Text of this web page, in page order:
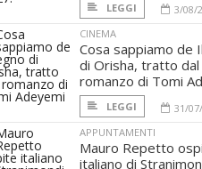
LEGGI
3/08/
CINEMA
Cosa sappiamo de
di Orisha, tratto dal
romanzo di Tomi
LEGGI
31/
APPUNTAMENTI
Mauro Repetto
italiano di